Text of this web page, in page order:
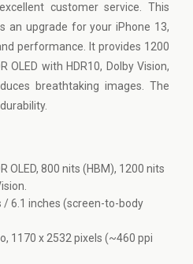
customer service. This
an upgrade for your iPhone 13,
performance. It provides 1200
OLED with HDR10, Dolby Vision,
breathtaking images. The
OLED, 800 nits (HBM), 1200 nits
6.1 inches (screen-to-body
1170 x 2532 pixels (~460 ppi